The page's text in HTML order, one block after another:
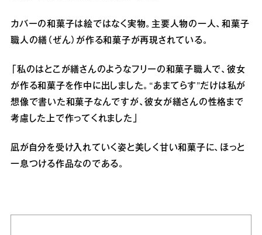
カバーの和菓子は絵ではなく実物。主要人物の一人、和菓子
職人の繕（ぜん）が作る和菓子が再現されている。
「私のはとこが繕さんのようなフリーの和菓子職人で、彼女
が作る和菓子を作中に出しました。“あまてらす”だけは私が
想像で書いた和菓子なんですが、彼女が繕さんの性格まで
考慮した上で作ってくれました」
凪が自分を受け入れていく姿と美しく甘い和菓子に、ほっと
一息つける作品なのである。